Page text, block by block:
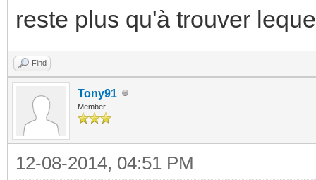
reste plus qu'à trouver
Find
Tony91
Member
12-08-2014, 04:51 PM